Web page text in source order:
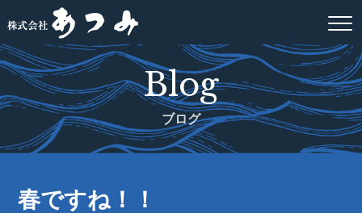
Blog
ブログ
春ですね！！